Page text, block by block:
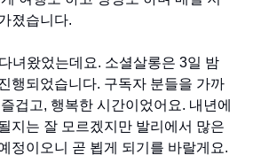
졌습니다.
녀왔었는데요. 소셜살롱은 3일 밤
행되었습니다. 구독자 분들을 가까
겁고, 행복한 시간이었어요. 내년에
지는 잘 모르겠지만 발리에서 많은
정이오니 곧 뵙게 되기를 바랄게요.